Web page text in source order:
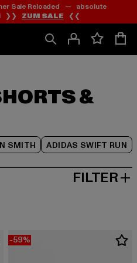
Zum
Inhalt
springen
Zum
Fußzeile
springen
Sale Reloaded — absolute
❯❯ ZUM SALE ❮❮
&
SMITH ADIDAS SWIFT RUN
Zum
Produktraster
springen
FILTER
-59%